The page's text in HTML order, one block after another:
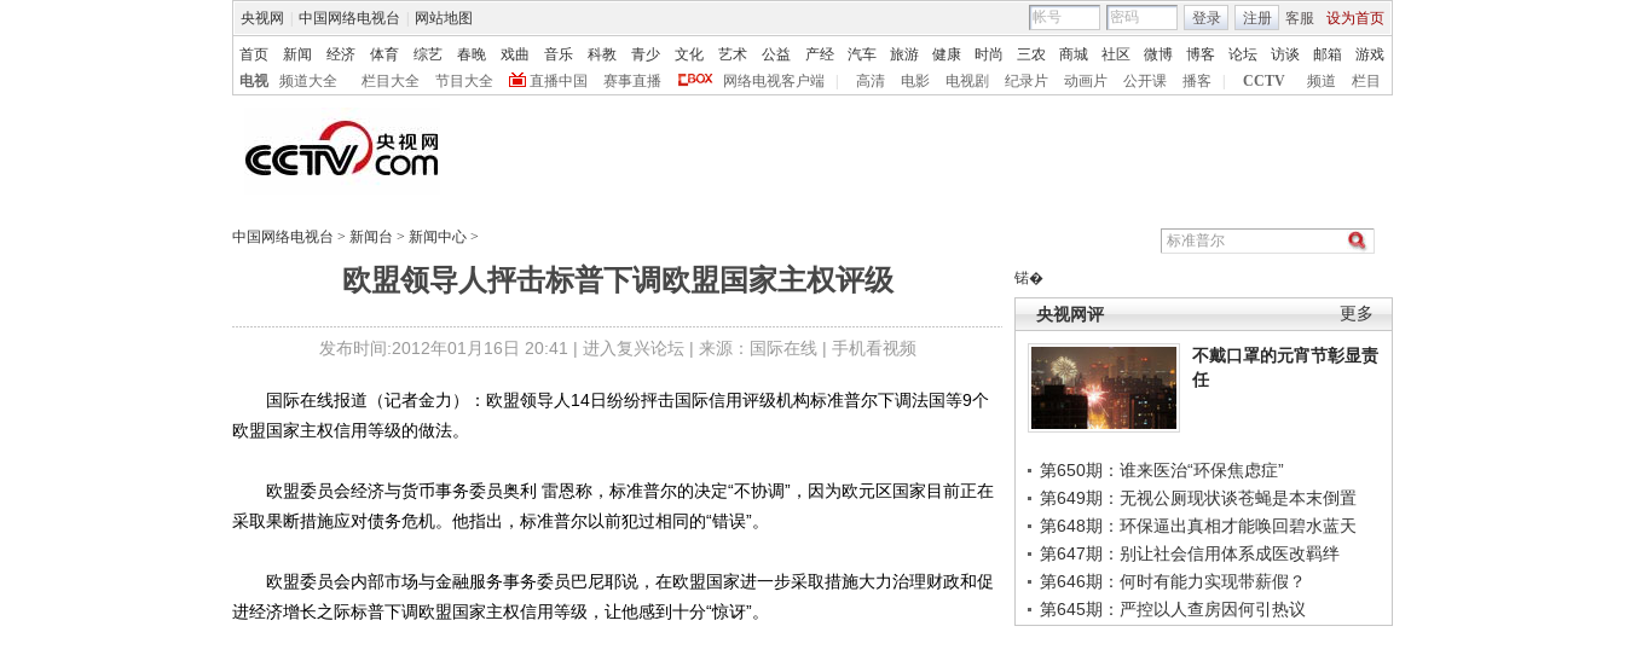
央视网 中国网络电视台 网站地图 客服 设为首页
登录 注册
首页 新闻 经济 体育 综艺 春晚 戏曲 音乐 科教 青少 文化 艺术 公益 产经 汽车 旅游 健康 时尚 三农 商城 社区 微博 博客 论坛 访谈 邮箱
游戏
电视
频道大全 栏目大全 节目大全 直播中国 赛事直播 网络电视客户端 高清 电影 电视剧 纪录片 动画片 公开课 播客 CCTV 频道 栏目
中国网络电视台 > 新闻台 > 新闻中心 >
欧盟领导人抨击标普下调欧盟国家主权评级
发布时间:2012年01月16日 20:41 | 进入复兴论坛| 来源：国际在线 | 手机看视频
锘�
更多
央视网评
不戴口罩的元宵节彰显责
任
第650期：谁来医治“环保焦虑症”
第649期：无视公厕现状谈苍蝇是本末倒置
第648期：环保逼出真相才能唤回碧水蓝天
第647期：别让社会信用体系成医改羁绊
第646期：何时有能力实现带薪假？
第645期：严控以人查房因何引热议
国际在线报道（记者金力）：欧盟领导人14日纷纷抨击国际信用评级机构标准普尔下调法国等9个
欧盟国家主权信用等级的做法。
欧盟委员会经济与货币事务委员奥利 雷恩称，标准普尔的决定“不协调”，因为欧元区国家目前正在
采取果断措施应对债务危机。他指出，标准普尔以前犯过相同的“错误”。
欧盟委员会内部市场与金融服务事务委员巴尼耶说，在欧盟国家进一步采取措施大力治理财政和促
进经济增长之际标普下调欧盟国家主权信用等级，让他感到十分“惊讶”。